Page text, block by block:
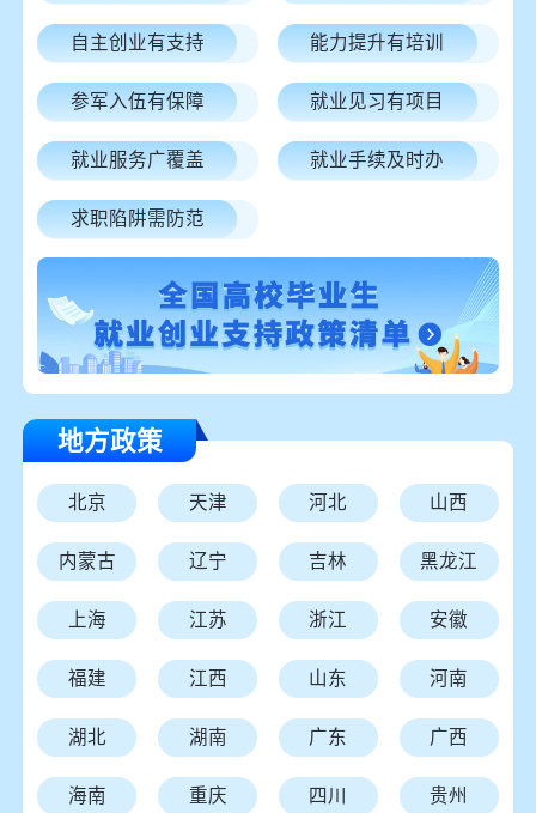
自主创业有支持 能力提升有培训
参军入伍有保障 就业见习有项目
就业服务广覆盖 就业手续及时办
求职陷阱需防范
地方政策
北京 天津 河北 山西
内蒙古 辽宁 吉林 黑龙江
上海 江苏 浙江 安徽
福建 江西 山东 河南
湖北 湖南 广东 广西
海南 重庆 四川 贵州